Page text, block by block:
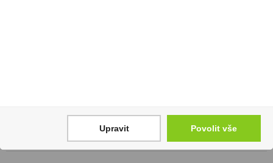
Upravit Povolit vše